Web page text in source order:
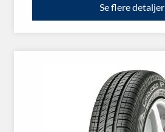
Se flere detaljer